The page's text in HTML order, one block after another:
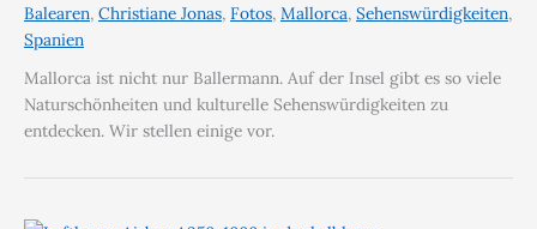
Balearen, Christiane Jonas, Fotos, Mallorca, Sehenswürdigkeiten,
Spanien
Mallorca ist nicht nur Ballermann. Auf der Insel gibt es so viele
Naturschönheiten und kulturelle Sehenswürdigkeiten zu
entdecken. Wir stellen einige vor.